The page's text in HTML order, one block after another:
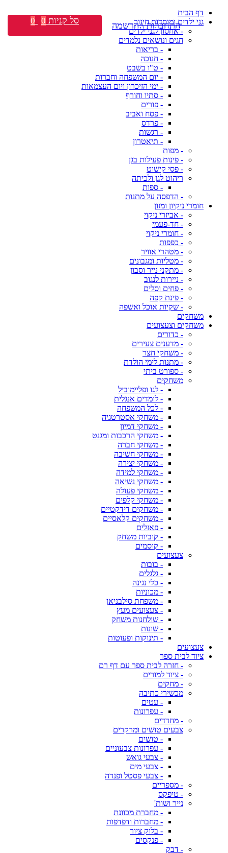
דף הבית
גני ילדים ומוסדות חינוך
- אחסון לגני ילדים
חגים ונושאים נלמדים
- בריאות
- חנוכה
- ט"ו בשבט
- יום המשפחה וחברות
- ימי הזיכרון ויום העצמאות
- סתיו וחורף
- פורים
- פסח ואביב
- פרדס
- רגשות
- תיאטרון
- מפות
- פינות פעילות בגן
- פסי קישוט
ריהוט לגן ולכיתה
- ספות
- הדפסה על מתנות
חומרי ניקיון ומזון
- אביזרי ניקוי
- חד-פעמי
- חומרי ניקוי
- כפפות
- מטהרי אוויר
- מטליות ומגבונים
- מתקני נייר וסבון
- ניירות לנגוב
- פחים וסלים
- פינת קפה
- שקיות אוכל ואשפה
משחקים
משחקים וצעצועים
- כדורים
- מדענים צעירים
- משחקי חצר
- מתנות לימי הולדת
- ספורט ביתי
משחקים
- לגו ופליימוביל
- לומדים אנגלית
- לכל המשפחה
- משחקי אסטרטגיה
- משחקי דמיון
- משחקי הרכבות ומגנט
- משחקי חברה
- משחקי חשיבה
- משחקי יצירה
- משחקי למידה
- משחקי נשיאה
- משחקי פעולה
- משחקי קלפים
- משחקים דידקטיים
- משחקים קלאסיים
- פאזלים
- קוביות משחק
- קוסמים
צעצועים
- בובות
- גלגלים
- כלי נגינה
- מכוניות
- משפחת סילבניאן
- צעצועים מעץ
- שולחנות משחק
- שונות
- תינוקות ופעוטות
צעצועים
ציוד לבית ספר
- חזרה לבית ספר עם דף רם
- ציוד למורים
- מחקים
מכשירי כתיבה
- עטים
- עפרונות
- מחדדים
צבעים טושים ומרקרים
- טושים
- עפרונות צבעוניים
- צבעי גואש
- צבעי מים
- צבעי פסטל ופנדה
- מספריים
- טיפקס
נייר ושות'
- מחברת מכוונת
- מחברות ודפדפות
- בלוק ציור
- פנקסים
- דבק
התחברות \ הרשמה סל קניות 0
0